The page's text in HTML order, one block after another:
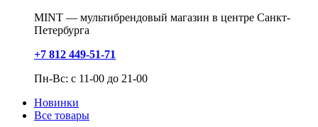
MINT — мультибрендовый магазин в центре Санкт-
Петербурга
+7 812 449-51-71
Пн-Вс: с 11-00 до 21-00
Новинки
Все товары